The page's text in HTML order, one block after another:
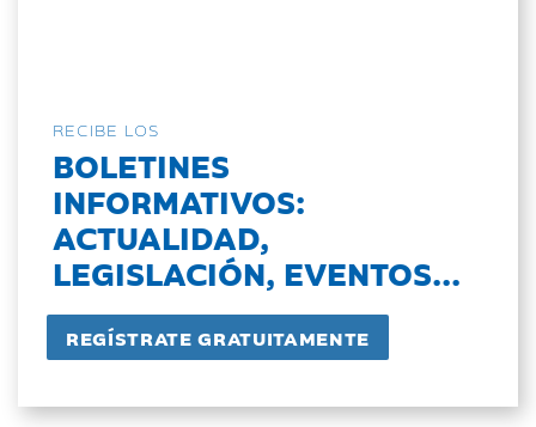
RECIBE LOS
BOLETINES
INFORMATIVOS:
ACTUALIDAD,
LEGISLACIÓN, EVENTOS...